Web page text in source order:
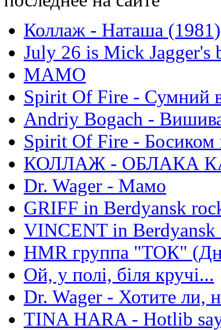
Коллаж - Наташа (1981)
July 26 is Mick Jagger's
МАМО
Spirit Of Fire - Сумний
Andriy Bogach -
Spirit Of Fire - Босиком
КОЛЛАЖ - ОБЛАКА
Dr. Wager - Мамо
GRIFF in Berdyansk
VINCENT in
HMR группа "ТОК"
Ой, у полі, біля кручі...
Dr. Wager - Хотите ли,
TINA HARA - Hotlib